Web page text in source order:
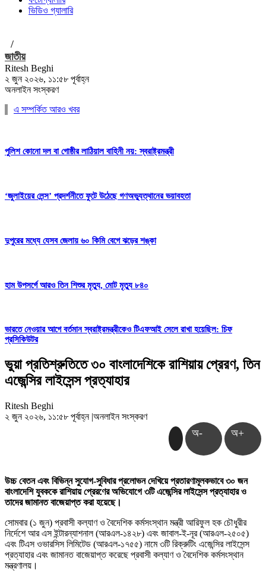
ভিডিও গ্যালারি
/
জাতীয়
Ritesh Beghi
২ জুন ২০২৬, ১১:৫৮ পূর্বাহ্ন
অনলাইন সংস্করণ
এ সম্পর্কিত আরও খবর
পুলিশ কোনো দল বা গোষ্ঠীর লাঠিয়াল বাহিনী নয়: স্বরাষ্ট্রমন্ত্রী
‘জুলাইয়ের লেন্স’ প্রদর্শনীতে ফুটে উঠেছে গণঅভ্যুত্থানের ভয়াবহতা
দুপুরের মধ্যে যেসব জেলায় ৬০ কিমি বেগে ঝড়ের শঙ্কা
হাম উপসর্গে আরও তিন শিশুর মৃত্যু, মোট মৃত্যু ৮৪০
ভারতে নেওয়ার আগে বর্তমান স্বরাষ্ট্রমন্ত্রীকেও টিএফআই সেলে রাখা হয়েছিল: চিফ
প্রসিকিউটর
ভুয়া প্রতিশ্রুতিতে ৩০ বাংলাদেশিকে রাশিয়ায় প্রেরণ, তিন
এজেন্সির লাইসেন্স প্রত্যাহার
Ritesh Beghi
২ জুন ২০২৬, ১১:৫৮ পূর্বাহ্ন |অনলাইন সংস্করণ
অ- অ+
উচ্চ বেতন এবং বিভিন্ন সুযোগ-সুবিধার প্রলোভন দেখিয়ে প্রতারণামূলকভাবে ৩০ জন
বাংলাদেশি যুবককে রাশিয়ায় প্রেরণের অভিযোগে ৩টি এজেন্সির লাইসেন্স প্রত্যাহার ও
তাদের জামানত বাজেয়াপ্ত করা হয়েছে।
সোমবার (১ জুন) প্রবাসী কল্যাণ ও বৈদেশিক কর্মসংস্থান মন্ত্রী আরিফুল হক চৌধুরীর
নির্দেশে আর এস ইন্টারন্যাশনাল (আরএল-১৪২৮) এবং জাবাল-ই-নূর (আরএল-২৫০৫)
এবং টিএস ওভারসিস লিমিটেড (আরএল-১৭৫৫) নামে ৩টি রিক্রুটিং এজেন্সির লাইসেন্স
প্রত্যাহার এবং জামানত বাজেয়াপ্ত করেছে প্রবাসী কল্যাণ ও বৈদেশিক কর্মসংস্থান
মন্ত্রণালয়।